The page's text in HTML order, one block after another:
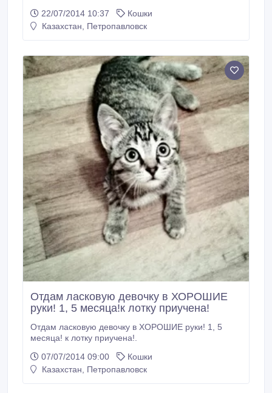
22/07/2014 10:37
Кошки
Казахстан, Петропавловск
Отдам ласковую девочку в ХОРОШИЕ
руки! 1, 5 месяца!к лотку приучена!
Отдам ласковую девочку в ХОРОШИЕ руки! 1, 5
месяца! к лотку приучена!.
07/07/2014 09:00
Кошки
Казахстан, Петропавловск